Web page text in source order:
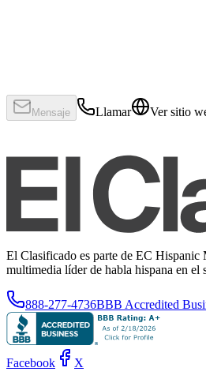
Mensaje Llamar Ver sitio
El Clasificado es parte de EC Hispanic
multimedia líder de habla hispana en el
888-277-4736BBB Accredited
Facebook X